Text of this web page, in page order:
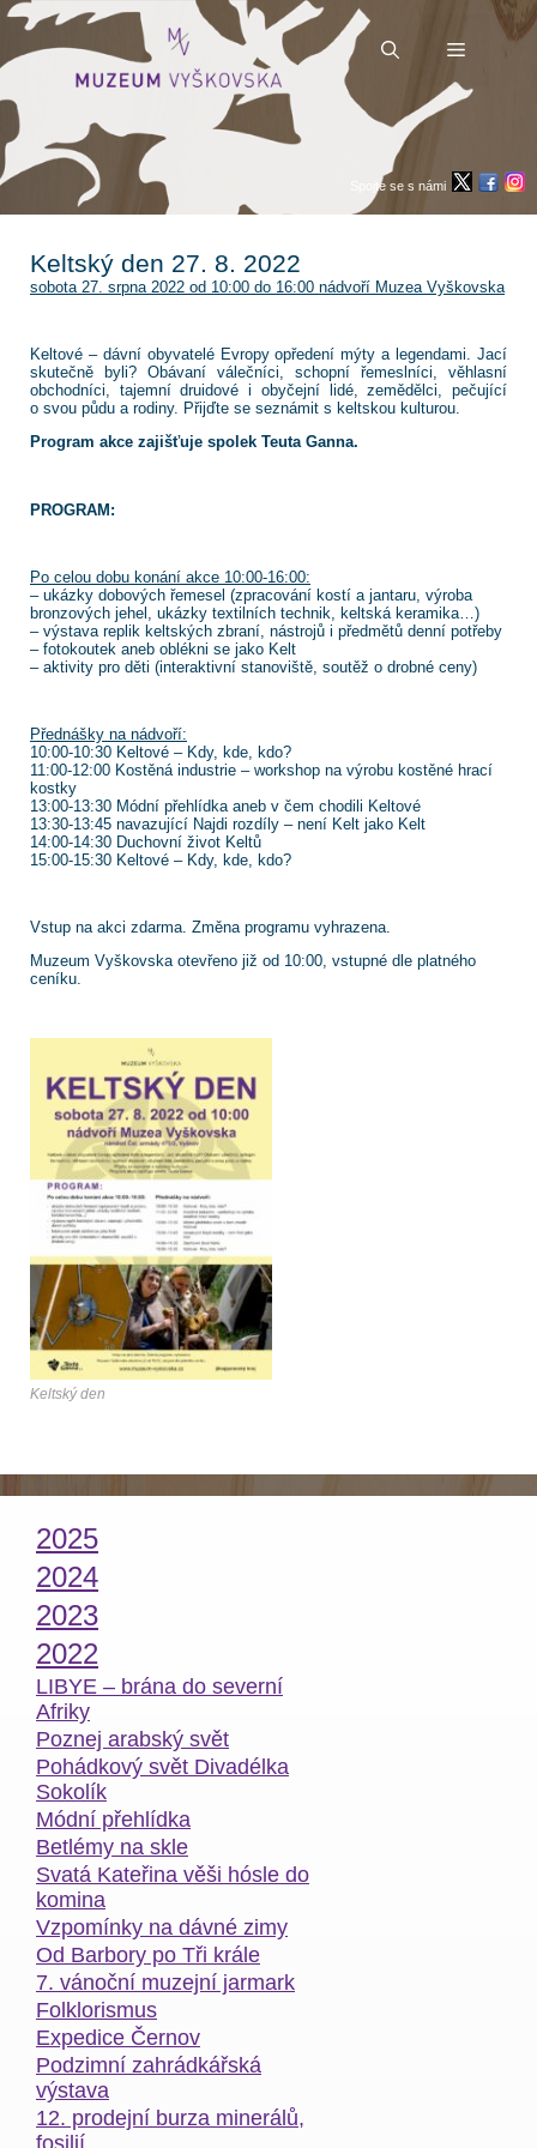
Přeskočit
Menu
Spojte se s námi
2025
2024
2023
2022
LIBYE – brána do severní
Afriky
Poznej arabský svět
Pohádkový svět Divadélka
Sokolík
Módní přehlídka
Betlémy na skle
Svatá Kateřina věši hósle do
komina
Vzpomínky na dávné zimy
Od Barbory po Tři krále
7. vánoční muzejní jarmark
Folklorismus
Expedice Černov
Podzimní zahrádkářská
výstava
12. prodejní burza minerálů,
Keltský den 27. 8. 2022
sobota 27. srpna 2022 od 10:00 do 16:00 nádvoří Muzea Vyškovska
Keltové – dávní obyvatelé Evropy opředení mýty a legendami. Jací
skutečně byli? Obávaní válečníci, schopní řemeslníci, věhlasní
obchodníci, tajemní druidové i obyčejní lidé, zemědělci, pečující
o svou půdu a rodiny. Přijďte se seznámit s keltskou kulturou.
Program akce zajišťuje spolek Teuta Ganna.
PROGRAM:
Po celou dobu konání akce 10:00-16:00:
– ukázky dobových řemesel (zpracování kostí a jantaru, výroba
bronzových jehel, ukázky textilních technik, keltská keramika…)
– výstava replik keltských zbraní, nástrojů i předmětů denní potřeby
– fotokoutek aneb oblékni se jako Kelt
– aktivity pro děti (interaktivní stanoviště, soutěž o drobné ceny)
Přednášky na nádvoří:
10:00-10:30 Keltové – Kdy, kde, kdo?
11:00-12:00 Kostěná industrie – workshop na výrobu kostěné hrací
kostky
13:00-13:30 Módní přehlídka aneb v čem chodili Keltové
13:30-13:45 navazující Najdi rozdíly – není Kelt jako Kelt
14:00-14:30 Duchovní život Keltů
15:00-15:30 Keltové – Kdy, kde, kdo?
Vstup na akci zdarma. Změna programu vyhrazena.
Muzeum Vyškovska otevřeno již od 10:00, vstupné dle platného
ceníku.
Keltský den